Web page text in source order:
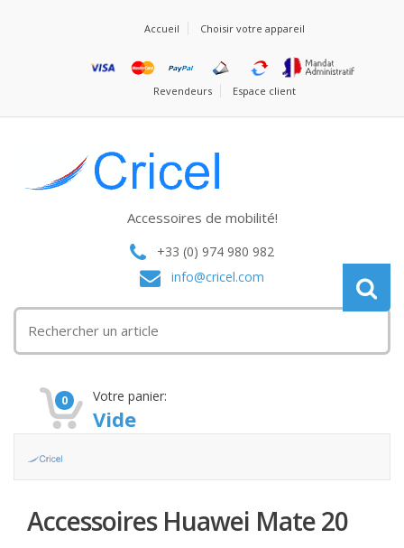
Accueil Choisir votre appareil
Revendeurs Espace client
Accessoires de mobilité!
+33 (0) 974 980 982
info@cricel.com
0 Votre panier:
Vide
Accessoires Huawei Mate 20